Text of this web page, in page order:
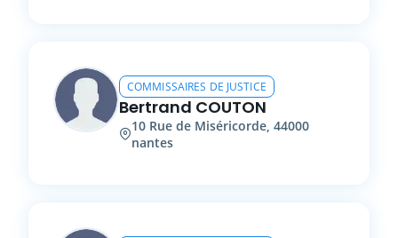
COMMISSAIRES DE JUSTICE
Bertrand COUTON
10 Rue de Miséricorde, 44000
nantes